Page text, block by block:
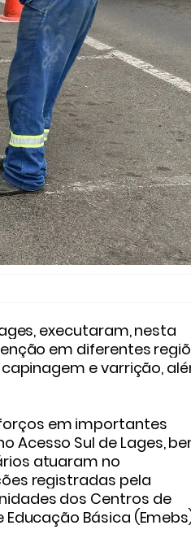
executaram, nesta
em diferentes
e varrição,
em importantes
Acesso Sul de Lages,
atuaram no
registradas pela
dos Centros de
Básica